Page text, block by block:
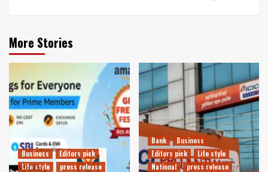
More Stories
Business
Editors pick
Life style
press release
Bank
Business
Editors pick
Life style
National
press release